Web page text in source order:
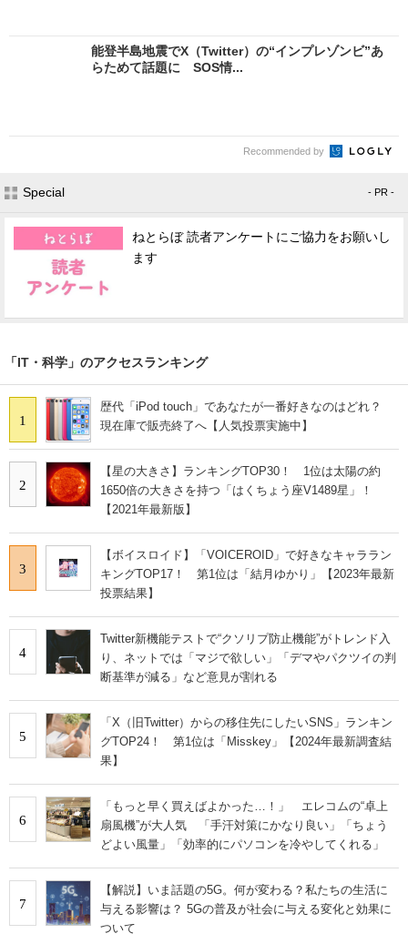
能登半島地震でX（Twitter）の“インプレゾンビ”あ
らためて話題に SOS情...
Recommended by
Special - PR -
ねとらぼ 読者アンケートにご協力をお願いし
ます
「IT・科学」のアクセスランキング
1
歴代「iPod touch」であなたが一番好きなのはどれ？
現在庫で販売終了へ【人気投票実施中】
2
【星の大きさ】ランキングTOP30！ 1位は太陽の約
1650倍の大きさを持つ「はくちょう座V1489星」！
【2021年最新版】
3
【ボイスロイド】「VOICEROID」で好きなキャララン
キングTOP17！ 第1位は「結月ゆかり」【2023年最新
投票結果】
4
Twitter新機能テストで“クソリプ防止機能”がトレンド入
り、ネットでは「マジで欲しい」「デマやパクツイの判
断基準が減る」など意見が割れる
5
「X（旧Twitter）からの移住先にしたいSNS」ランキン
グTOP24！ 第1位は「Misskey」【2024年最新調査結
果】
6
「もっと早く買えばよかった…！」 エレコムの“卓上
扇風機”が大人気 「手汗対策にかなり良い」「ちょう
どよい風量」「効率的にパソコンを冷やしてくれる」
7
【解説】いま話題の5G。何が変わる？私たちの生活に
与える影響は？ 5Gの普及が社会に与える変化と効果に
ついて